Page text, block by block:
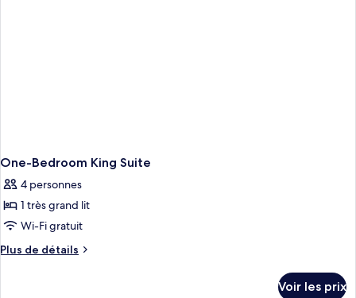
One-Bedroom King Suite
4 personnes
1 très grand lit
Wi-Fi gratuit
Plus de détails
Plus
Voir les prix